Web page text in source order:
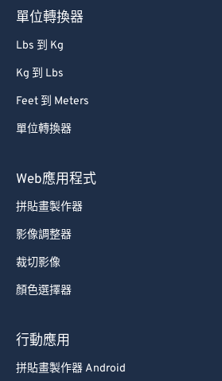
單位轉換器
Lbs 到 Kg
Kg 到 Lbs
Feet 到 Meters
單位轉換器
Web應用程式
拼貼畫製作器
影像調整器
裁切影像
顏色選擇器
行動應用
拼貼畫製作器 Android